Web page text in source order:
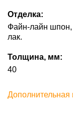
Отделка:
Файн-лайн шпон,
лак.
Толщина, мм:
40